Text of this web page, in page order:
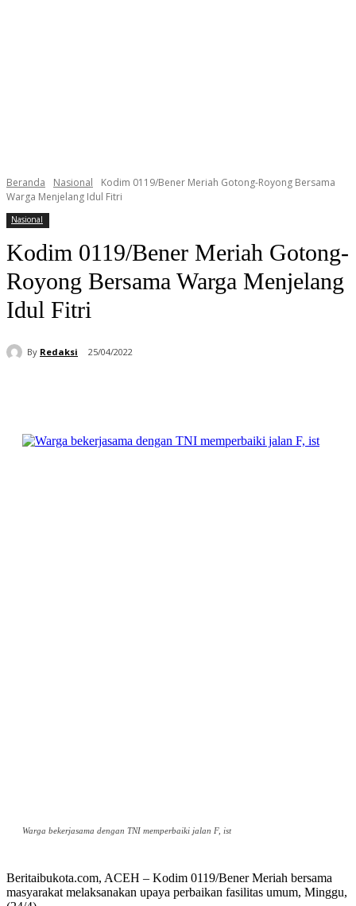
Beranda Nasional
Kodim 0119/Bener Meriah Gotong-Royong Bersama
Warga Menjelang Idul Fitri
Nasional
Kodim 0119/Bener Meriah Gotong-
Royong Bersama Warga Menjelang
Idul Fitri
By Redaksi 25/04/2022
Warga bekerjasama dengan TNI memperbaiki jalan F, ist
Beritaibukota.com, ACEH – Kodim 0119/Bener Meriah bersama
masyarakat melaksanakan upaya perbaikan fasilitas umum, Minggu,